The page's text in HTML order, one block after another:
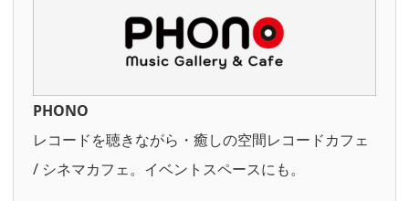
PHONO
レコードを聴きながら・癒しの空間レコードカフェ
/ シネマカフェ。イベントスペースにも。